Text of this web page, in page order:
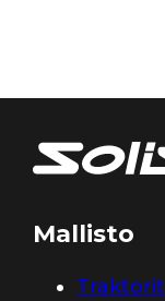
Mallisto
Traktorit